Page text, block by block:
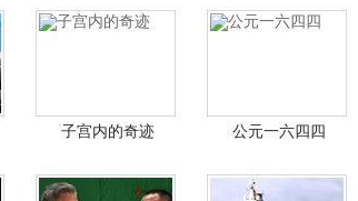
子宫内的奇迹 公元一六四四